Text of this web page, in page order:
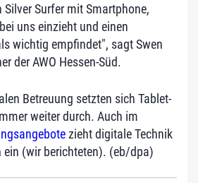
Surfer mit Smartphone,
uns einzieht und einen
wichtig empfindet", sagt Swen
der AWO Hessen-Süd.
Betreuung setzten sich Tablet-
weiter durch. Auch im
zieht digitale Technik
ein (wir berichteten). (eb/dpa)